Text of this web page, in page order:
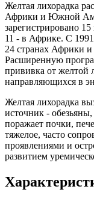
Желтая лихорадка
Африки и Южной
зарегистрировано
11 - в Африке. С
24 странах Африки
Расширенную
прививка от желтой
направляющихся в
Желтая лихорадка
источник -
поражает почки,
тяжелое, часто
проявлениями и
развитием